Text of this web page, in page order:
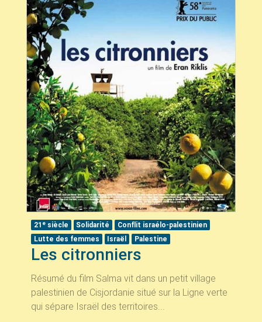
21 esiècle Solidarité
Conflit israélo-palestinien
Lutte des femmes
Israël Palestine
Les citronniers
Résumé du film Salma vit dans un petit village
palestinien de Cisjordanie situé sur la Ligne verte
qui sépare Israël des territoires...